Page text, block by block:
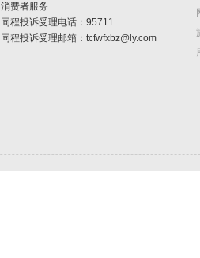
消费者服务
同程投诉受理电话：95711
同程投诉受理邮箱：tcfwfxbz@ly.com